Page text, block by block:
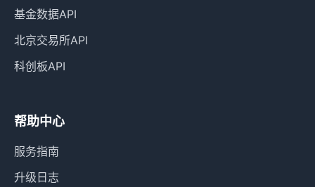
基金数据API
北京交易所API
科创板API
帮助中心
服务指南
升级日志